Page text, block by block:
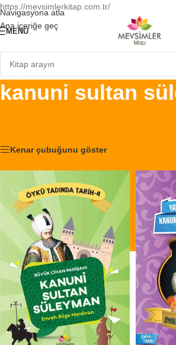
https://mevsimlerkitap.com.tr/
Navigasyona atla
Ana içeriğe geç
MENÜ
kanuni sultan
Kenar çubuğunu göster